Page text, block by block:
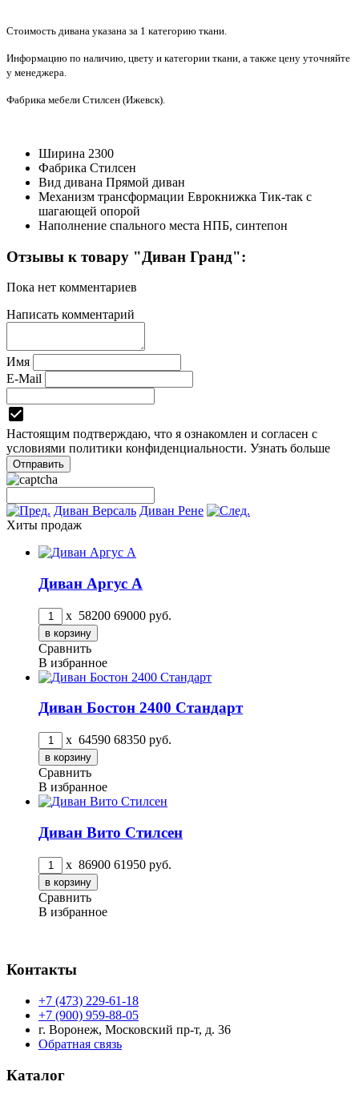
Стоимость дивана указана за 1 категорию ткани.
Информацию по наличию, цвету и категории ткани, а также цену уточняйте
у менеджера.
Фабрика мебели Стилсен (Ижевск).
Ширина 2300
Фабрика Стилсен
Вид дивана Прямой диван
Механизм трансформации Еврокнижка Тик-так с
шагающей опорой
Наполнение спального места НПБ, синтепон
Отзывы к товару "Диван Гранд":
Пока нет комментариев
Написать комментарий
Имя
E-Mail
Настоящим подтверждаю, что я ознакомлен и согласен с
условиями политики конфиденциальности. Узнать больше
Диван Версаль Диван Рене
Хиты продаж
Диван Аргус А
x 58200 69000 руб.
Сравнить
В избранное
Диван Бостон 2400 Стандарт
x 64590 68350 руб.
Сравнить
В избранное
Диван Вито Стилсен
x 86900 61950 руб.
Сравнить
В избранное
Контакты
+7 (473) 229-61-18
+7 (900) 959-88-05
г. Воронеж, Московский пр-т, д. 36
Обратная связь
Каталог